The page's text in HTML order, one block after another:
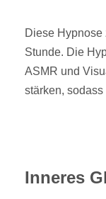
Diese Hypnose
Stunde. Die
ASMR und
stärken,
Inneres